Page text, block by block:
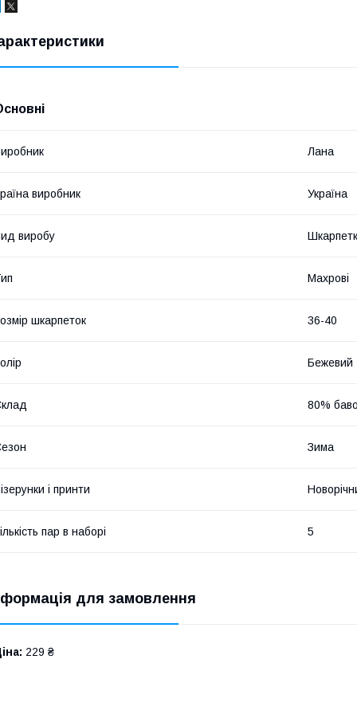
Лана
виробник Україна
виробу
Махрові
шкарпеток 36-40
Бежевий
80%
Зима
і принти
пар в наборі 5
для замовлення
229 ₴